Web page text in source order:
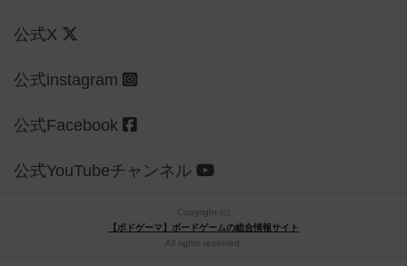
公式X
公式instagram
公式Facebook
公式YouTubeチャンネル
Copyright (c)
【ボドゲーマ】ボードゲームの総合情報サイト
All rights reserved.